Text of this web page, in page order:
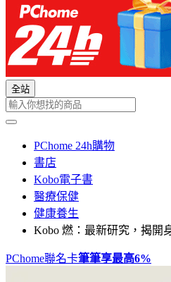
全站
PChome 24h購物
書店
Kobo電子書
醫療保健
健康養生
Kobo 燃：最新研究，揭開
PChome聯名卡筆筆享最高6%